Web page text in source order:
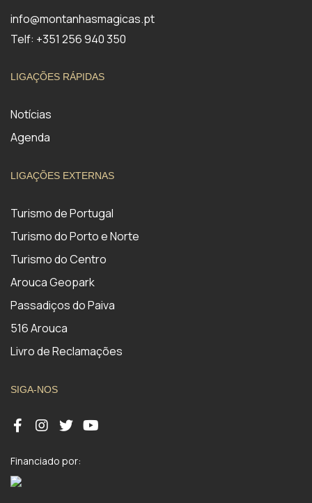
info@montanhasmagicas.pt
Telf: +351 256 940 350
LIGAÇÕES RÁPIDAS
Notícias
Agenda
LIGAÇÕES EXTERNAS
Turismo de Portugal
Turismo do Porto e Norte
Turismo do Centro
Arouca Geopark
Passadiços do Paiva
516 Arouca
Livro de Reclamações
SIGA-NOS
Financiado por: